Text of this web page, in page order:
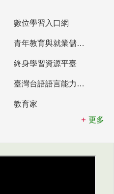
數位學習入口網
青年教育與就業儲蓄帳戶
終身學習資源平臺
臺灣台語語言能力認證網站
教育家
更多